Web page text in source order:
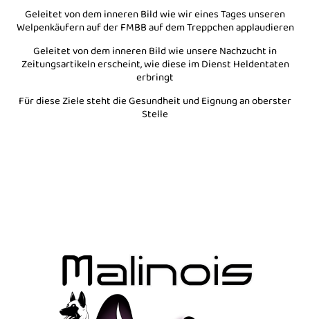
Geleitet von dem inneren Bild wie wir eines Tages unseren
Welpenkäufern auf der FMBB auf dem Treppchen applaudieren
Geleitet von dem inneren Bild wie unsere Nachzucht in
Zeitungsartikeln erscheint, wie diese im Dienst Heldentaten
erbringt
Für diese Ziele steht die Gesundheit und Eignung an oberster
Stelle